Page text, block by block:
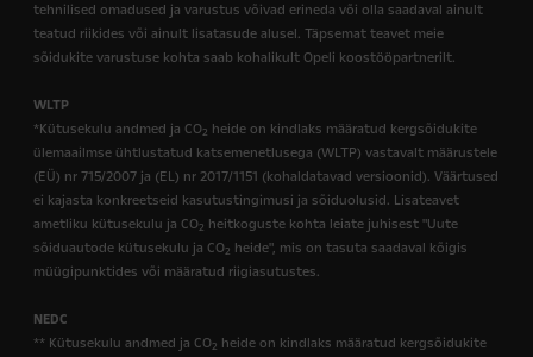
tehnilised omadused ja varustus võivad erineda või olla saadaval ainult
teatud riikides või ainult lisatasude alusel. Täpsemat teavet meie
sõidukite varustuse kohta saab kohalikult Opeli koostööpartnerilt.
WLTP
*Kütusekulu andmed ja CO2 heide on kindlaks määratud kergsõidukite
ülemaailmse ühtlustatud katsemenetlusega (WLTP) vastavalt määrustele
(EÜ) nr 715/2007 ja (EL) nr 2017/1151 (kohaldatavad versioonid). Väärtused
ei kajasta konkreetseid kasutustingimusi ja sõiduolusid. Lisateavet
ametliku kütusekulu ja CO2 heitkoguste kohta leiate juhisest "Uute
sõiduautode kütusekulu ja CO2 heide", mis on tasuta saadaval kõigis
müügipunktides või määratud riigiasutustes.
NEDC
** Kütusekulu andmed ja CO2 heide on kindlaks määratud kergsõidukite